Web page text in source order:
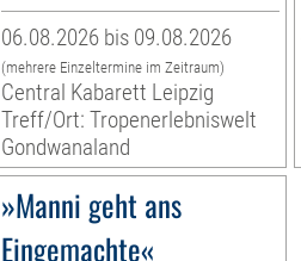
06.08.2026 bis 09.08.2026
(mehrere Einzeltermine im Zeitraum)
Central Kabarett Leipzig
Treff/Ort: Tropenerlebniswelt
Gondwanaland
»Manni geht ans
Eingemachte«